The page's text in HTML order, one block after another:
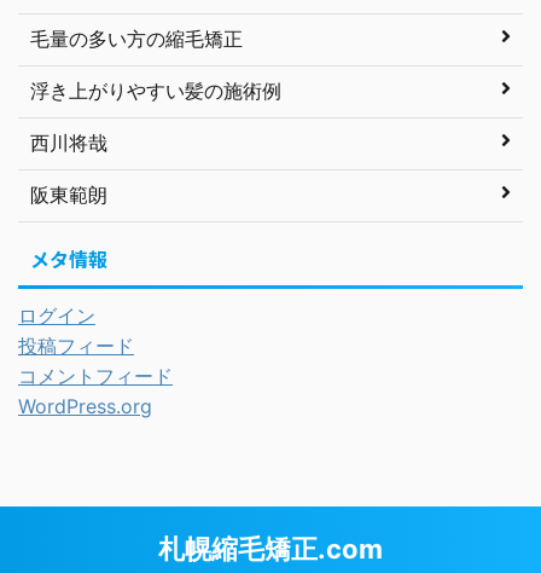
毛量の多い方の縮毛矯正
浮き上がりやすい髪の施術例
西川将哉
阪東範朗
メタ情報
ログイン
投稿フィード
コメントフィード
WordPress.org
札幌縮毛矯正.com